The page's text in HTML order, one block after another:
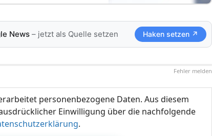
News– jetzt als Quelle setzen Haken setzen ↗
Fehler melden
personenbezogene Daten. Aus diesem
Einwilligung über die nachfolgende
.